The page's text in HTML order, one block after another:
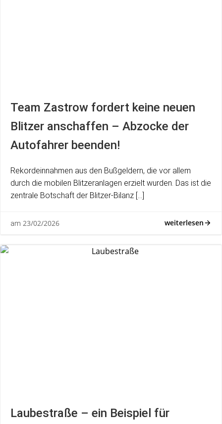
Team Zastrow fordert keine neuen
Blitzer anschaffen – Abzocke der
Autofahrer beenden!
Rekordeinnahmen aus den Bußgeldern, die vor allem
durch die mobilen Blitzeranlagen erzielt wurden. Das ist die
zentrale Botschaft der Blitzer-Bilanz […]
am 23/02/2026 weiterlesen
Laubestraße – ein Beispiel für